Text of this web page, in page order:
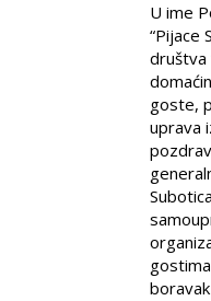
U ime
“Pijace
društva
goste,
uprava